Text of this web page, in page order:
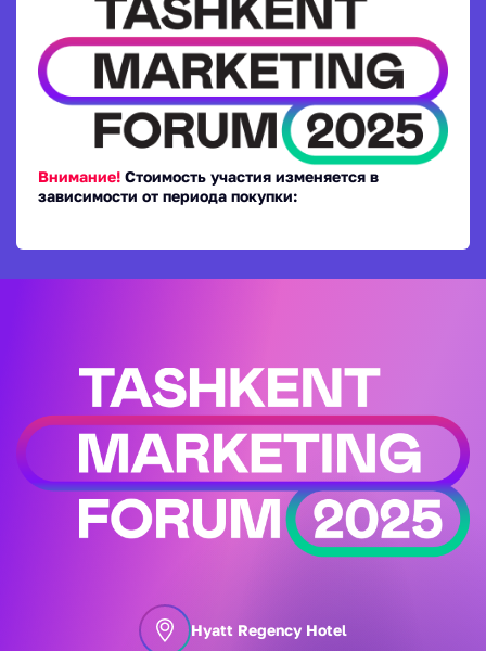
Внимание! Стоимость участия изменяется в
зависимости от периода покупки:
Hyatt Regency Hotel